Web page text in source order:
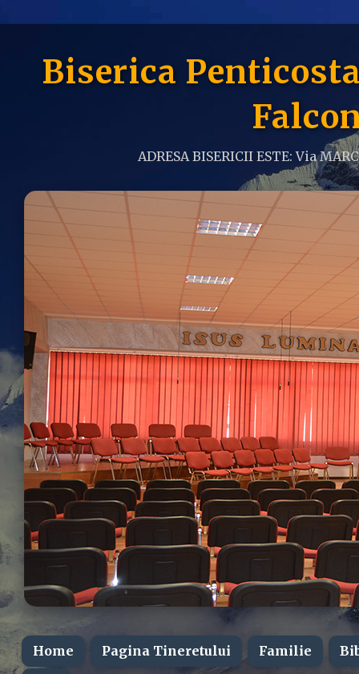
Biserica
ADRESA BISERICII ESTE: Via
Home Pagina Tineretului Familie